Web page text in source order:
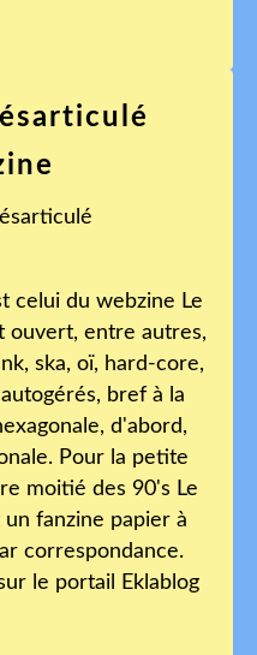
celui du webzine Le
ouvert, entre autres,
ska, oï, hard-core,
bref à la
d'abord,
Pour la petite
moitié des 90's Le
fanzine papier à
correspondance.
le portail Eklablog